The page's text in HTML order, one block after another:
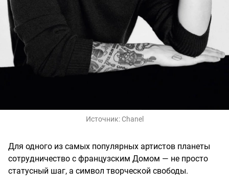
Источник: Chanel
Для одного из самых популярных артистов планеты
сотрудничество с французским Домом — не просто
статусный шаг, а символ творческой свободы.